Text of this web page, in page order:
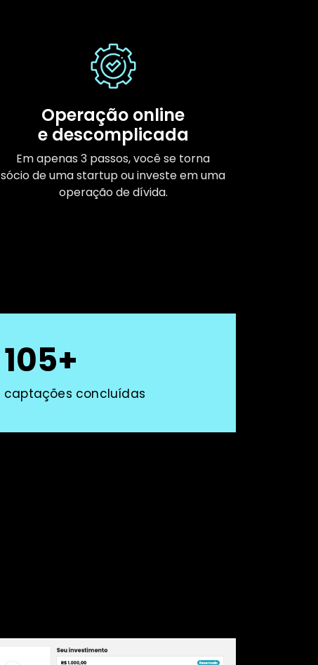
Operação online
e descomplicada
Em apenas 3 passos, você se torna
sócio de uma startup ou investe em uma
operação de dívida.
105+
captações concluídas